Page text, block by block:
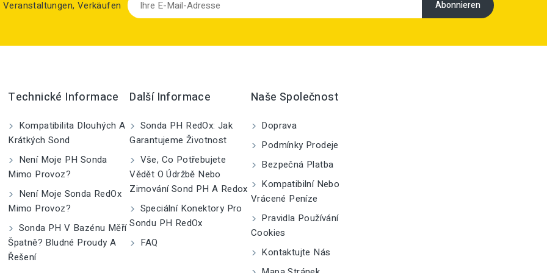
Verkäufen
Technické Informace
Kompatibilita Dlouhých A
Krátkých Sond
Není Moje PH Sonda
Mimo Provoz?
Není Moje Sonda RedOx
Mimo Provoz?
Sonda PH V Bazénu Měří
Špatně? Bludné Proudy A
Řešení
Další Informace
Sonda PH RedOx: Jak
Garantujeme Životnost
Vše, Co Potřebujete
Vědět O Údržbě Nebo
Zimování Sond PH A Redox
Speciální Konektory Pro
Sondu PH RedOx
FAQ
Naše Společnost
Doprava
Podmínky Prodeje
Bezpečná Platba
Kompatibilní Nebo
Vrácené Peníze
Pravidla Používání
Cookies
Kontaktujte Nás